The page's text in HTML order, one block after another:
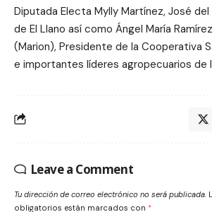
Diputada Electa Mylly Martínez, José del
de El Llano así como Ángel María
(Marion), Presidente de la Cooperativa
e importantes líderes agropecuarios de
Leave a Comment
Tu dirección de correo electrónico no será publicada.
obligatorios están marcados con *